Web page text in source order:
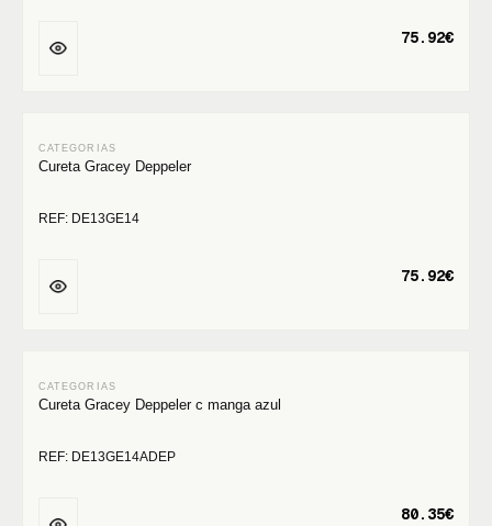
75.92€
Cureta Gracey Deppeler
REF: DE13GE14
75.92€
Cureta Gracey Deppeler c manga azul
REF: DE13GE14ADEP
80.35€